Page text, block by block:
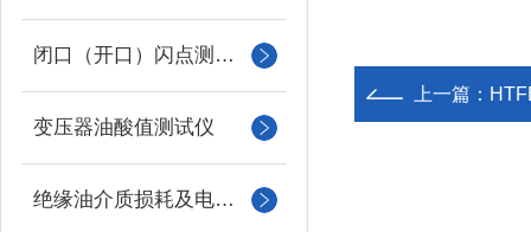
闭口（开口）闪点测定仪
变压器油酸值测试仪
绝缘油介质损耗及电阻率测试仪
上一篇：